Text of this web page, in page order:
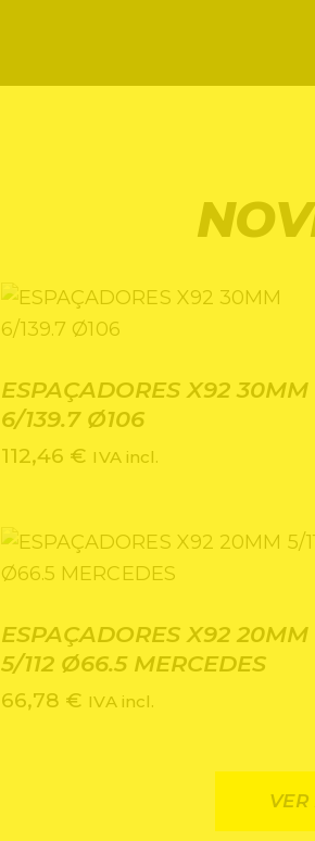
ESPAÇADORES X92 30MM
6/139.7 Ø106
112,46 € IVA incl.
ESPAÇADORES X92 20MM
5/112 Ø66.5 MERCEDES
66,78 € IVA incl.